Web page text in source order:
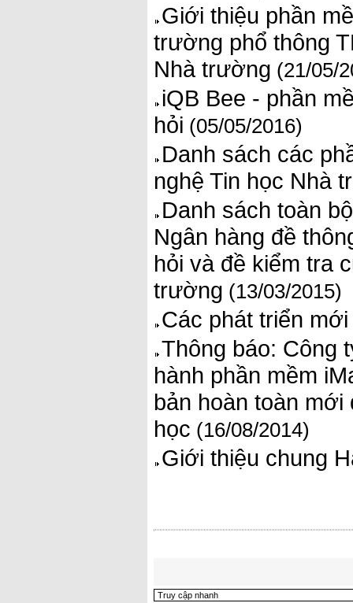
Giới thiệu phần
trường phổ thông
Nhà trường (21/05/
iQB Bee - phần
hỏi (05/05/2016)
Danh sách các
nghệ Tin học Nhà
Danh sách toàn
Ngân hàng đề
hỏi và đề kiểm tra
trường (13/03/2015)
Các phát triển
Thông báo: Công
hành phần mềm
bản hoàn toàn mới
học (16/08/2014)
Giới thiệu chung